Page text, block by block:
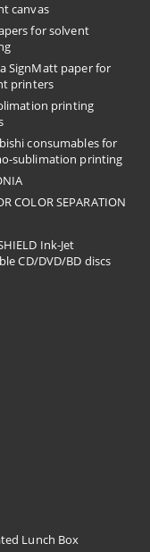
canvas
for solvent
SignMatt paper for
printers
printing
consumables for
sublimation printing
COLOR SEPARATION
Ink-Jet
CD/DVD/BD discs
Lunch Box